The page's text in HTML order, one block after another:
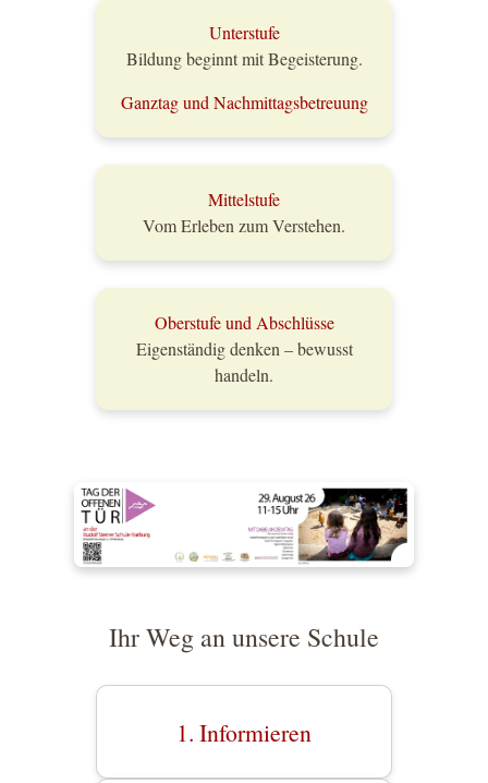
Unterstufe
Bildung beginnt mit Begeisterung.
Ganztag und Nachmittagsbetreuung
Mittelstufe
Vom Erleben zum Verstehen.
Oberstufe und Abschlüsse
Eigenständig denken – bewusst
handeln.
Ihr Weg an unsere Schule
1. Informieren